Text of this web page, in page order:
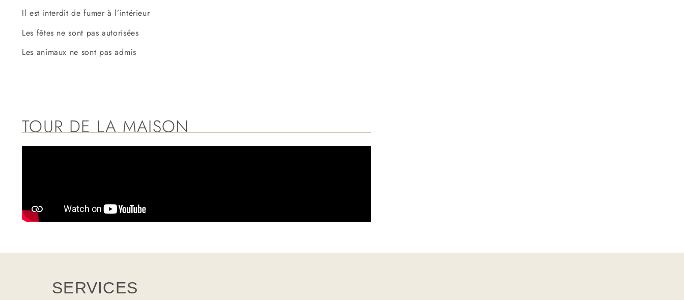
Il est interdit de fumer à l’intérieur
Les fêtes ne sont pas autorisées
Les animaux ne sont pas admis
TOUR DE LA MAISON
SERVICES